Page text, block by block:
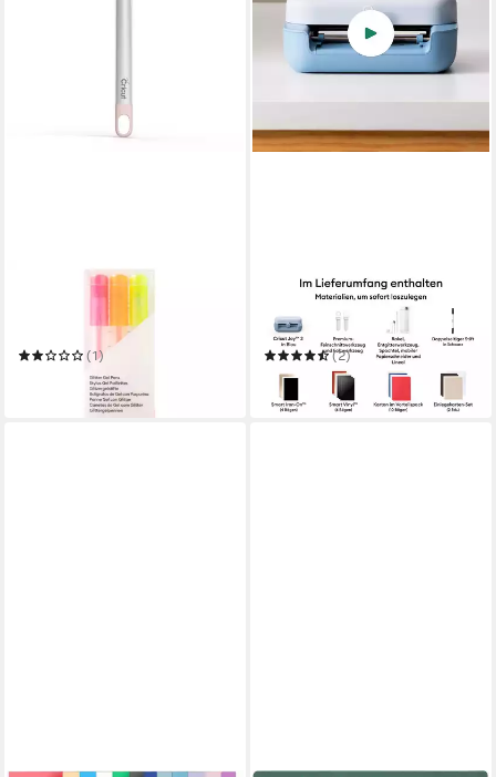
Papierschneidegerät Joy
Xtra HardBundle
(1)
in 2-3 Werktagen bei dir
CRICUT
Schneideplotter Joy™ 2 +
Essential-Bundle
(2)
159,99 €
leider ausverkauft